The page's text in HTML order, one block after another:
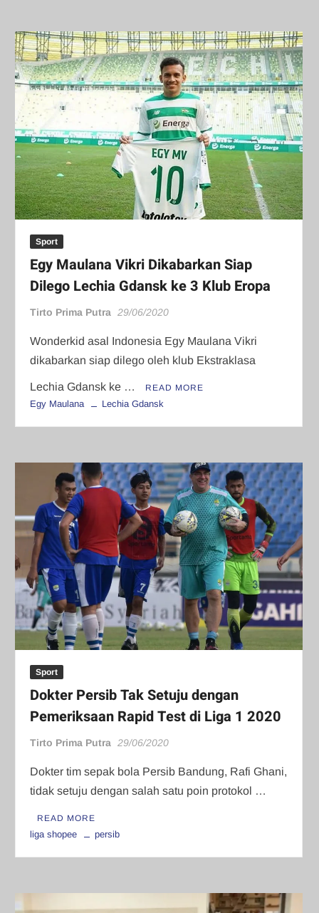
Sport
Egy Maulana Vikri Dikabarkan Siap
Dilego Lechia Gdansk ke 3 Klub Eropa
Tirto Prima Putra 29/06/2020
Wonderkid asal Indonesia Egy Maulana Vikri
dikabarkan siap dilego oleh klub Ekstraklasa
Lechia Gdansk ke … READ MORE
Egy Maulana Lechia Gdansk
Sport
Dokter Persib Tak Setuju dengan
Pemeriksaan Rapid Test di Liga 1 2020
Tirto Prima Putra 29/06/2020
Dokter tim sepak bola Persib Bandung, Rafi Ghani,
tidak setuju dengan salah satu poin protokol …
READ MORE
liga shopee persib